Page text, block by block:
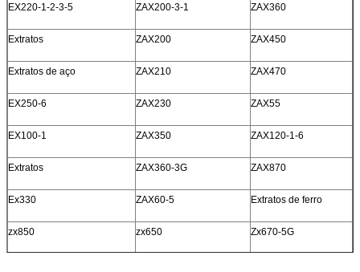
EX220-1-2-3-5 ZAX200-3-1 ZAX360
Extratos ZAX200 ZAX450
Extratos de aço ZAX210 ZAX470
EX250-6 ZAX230 ZAX55
EX100-1 ZAX350 ZAX120-1-6
Extratos ZAX360-3G ZAX870
Ex330 ZAX60-5 Extratos de ferro
zx850 zx650 Zx670-5G